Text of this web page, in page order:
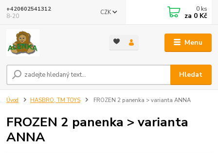
Menu
CZK
Hledat
+420602541312
8-20
0 ks
za 0 Kč
Úvod HASBRO, TM TOYS FROZEN 2 panenka > varianta ANNA
FROZEN 2 panenka > varianta
ANNA